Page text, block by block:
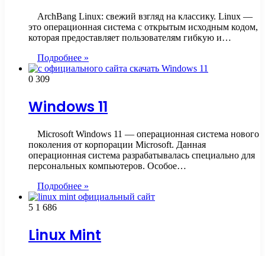
ArchBang Linux: свежий взгляд на классику. Linux —
это операционная система с открытым исходным кодом,
которая предоставляет пользователям гибкую и…
Подробнее »
0 309
Windows 11
Microsoft Windows 11 — операционная система нового
поколения от корпорации Microsoft. Данная
операционная система разрабатывалась специально для
персональных компьютеров. Особое…
Подробнее »
5 1 686
Linux Mint